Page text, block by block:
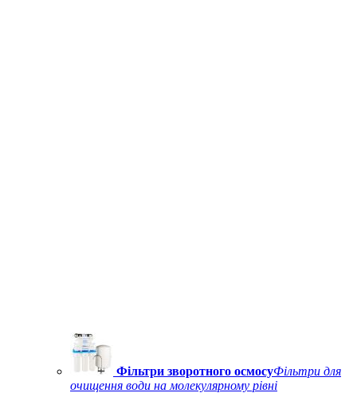
Фільтри зворотного осмосуФільтри для
очищення води на молекулярному рівні